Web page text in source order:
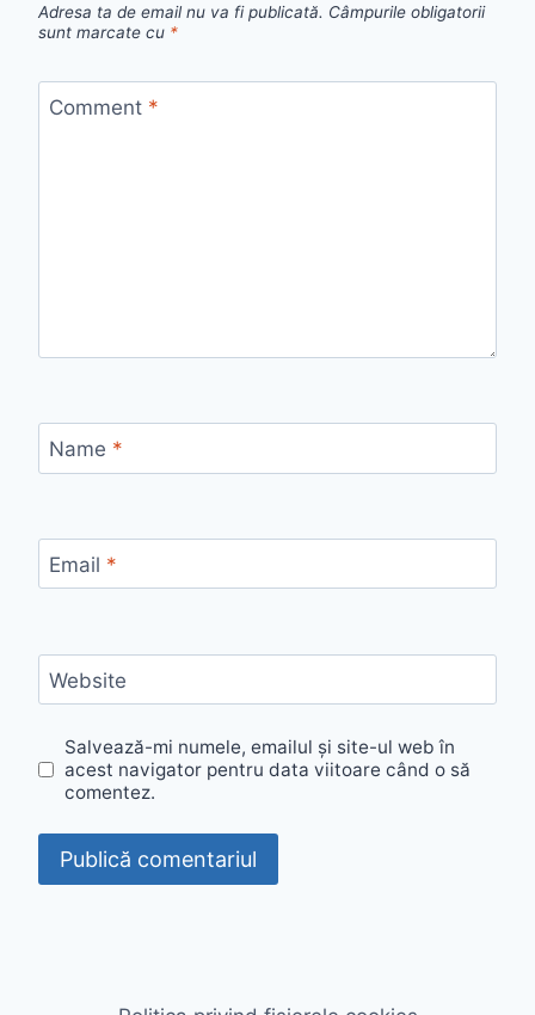
Adresa ta de email nu va fi publicată. Câmpurile obligatorii
sunt marcate cu *
Comment *
Name *
Email *
Website
Salvează-mi numele, emailul și site-ul web în
acest navigator pentru data viitoare când o să
comentez.